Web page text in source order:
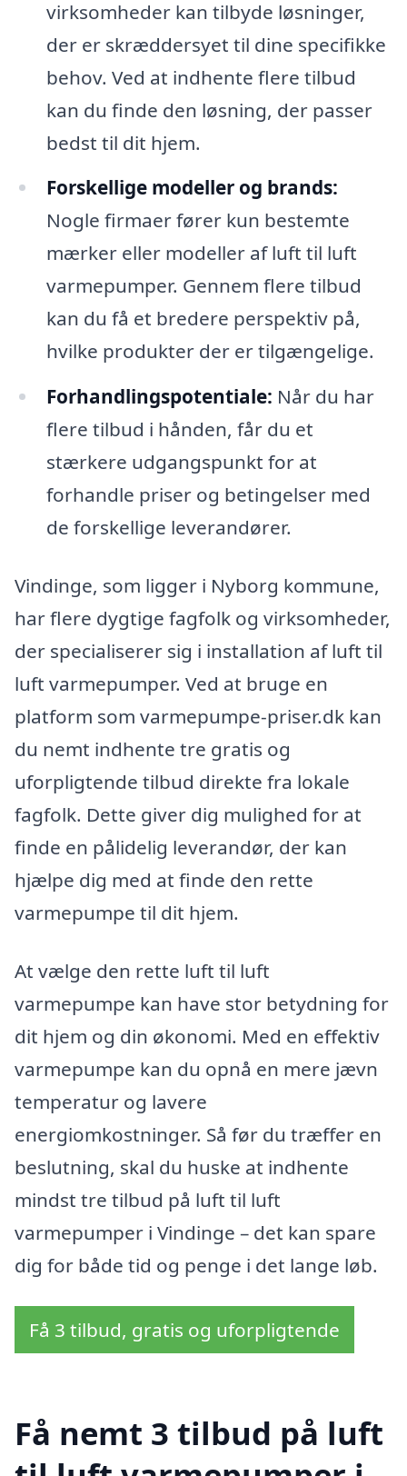
virksomheder kan tilbyde løsninger,
der er skræddersyet til dine specifikke
behov. Ved at indhente flere tilbud
kan du finde den løsning, der passer
bedst til dit hjem.
Forskellige modeller og brands:
Nogle firmaer fører kun bestemte
mærker eller modeller af luft til luft
varmepumper. Gennem flere tilbud
kan du få et bredere perspektiv på,
hvilke produkter der er tilgængelige.
Forhandlingspotentiale: Når du har
flere tilbud i hånden, får du et
stærkere udgangspunkt for at
forhandle priser og betingelser med
de forskellige leverandører.
Vindinge, som ligger i Nyborg kommune,
har flere dygtige fagfolk og virksomheder,
der specialiserer sig i installation af luft til
luft varmepumper. Ved at bruge en
platform som varmepumpe-priser.dk kan
du nemt indhente tre gratis og
uforpligtende tilbud direkte fra lokale
fagfolk. Dette giver dig mulighed for at
finde en pålidelig leverandør, der kan
hjælpe dig med at finde den rette
varmepumpe til dit hjem.
At vælge den rette luft til luft
varmepumpe kan have stor betydning for
dit hjem og din økonomi. Med en effektiv
varmepumpe kan du opnå en mere jævn
temperatur og lavere
energiomkostninger. Så før du træffer en
beslutning, skal du huske at indhente
mindst tre tilbud på luft til luft
varmepumper i Vindinge – det kan spare
dig for både tid og penge i det lange løb.
Få 3 tilbud, gratis og uforpligtende
Få nemt 3 tilbud på luft